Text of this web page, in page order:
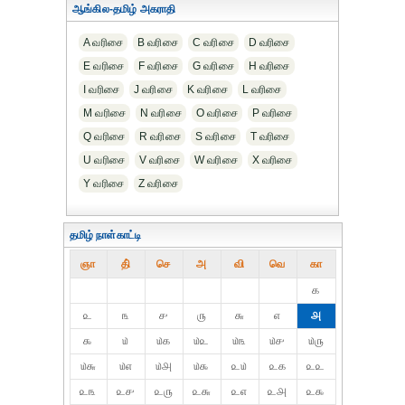
ஆங்கில-தமிழ் அகராதி
A வரிசை B வரிசை C வரிசை
D வரிசை
E வரிசை
F வரிசை G வரிசை
H வரிசை
I வரிசை
J வரிசை K வரிசை
L வரிசை
M வரிசை
N வரிசை O வரிசை
P வரிசை
Q வரிசை
R வரிசை S வரிசை
T வரிசை
U வரிசை
V வரிசை W வரிசை
X வரிசை
Y வரிசை
Z வரிசை
தமிழ் நாள்காட்டி
ஞா தி் செ அ வி வெ கா
௧
௨
௩ ௪ ௫ ௬ ௭
௮
௯
௰ ௰௧ ௰௨ ௰௩ ௰௪
௰௫
௰௬
௰௭ ௰௮ ௰௯ ௨௰ ௨௧
௨௨
௨௩
௨௪ ௨௫ ௨௬ ௨௭ ௨௮
௨௯